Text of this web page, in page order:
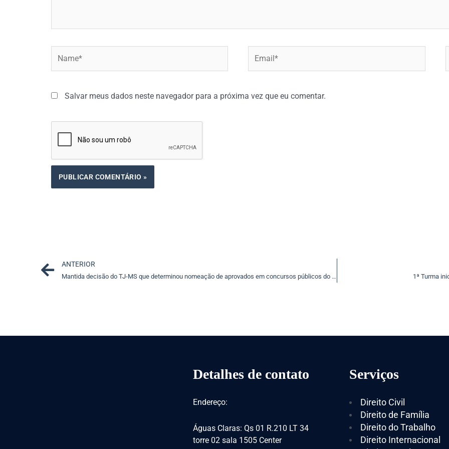
Salvar meus dados neste navegador para a próxima vez que eu comentar.
Prev
ANTERIOR
Mantida decisão do TJ-MS que determinou nomeação de aprovados em concursos públicos do estado 1ª Turma
Detalhes de contato
Endereço:
Águas Claras: Qs 01 R.210 LT 34
torre 02 sala 1505 Center
Serviços
Direito Civil
Direito de Família
Direito do Trabalho
Direito Internacional